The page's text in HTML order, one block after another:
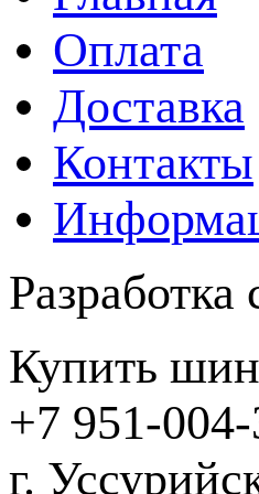
Оплата
Доставка
Контакты
Разработка
Купить
+7 951-
г.